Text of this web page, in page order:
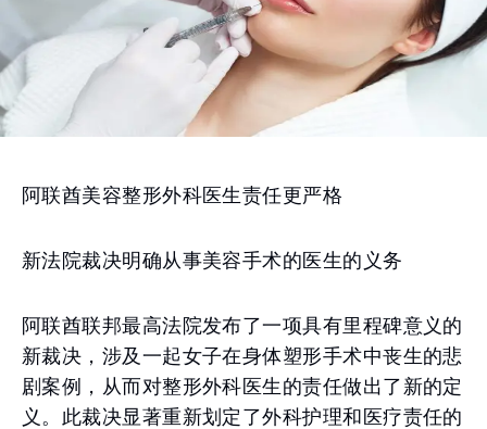
阿联酋美容整形外科医生责任更严格
新法院裁决明确从事美容手术的医生的义务
阿联酋联邦最高法院发布了一项具有里程碑意义的
新裁决，涉及一起女子在身体塑形手术中丧生的悲
剧案例，从而对整形外科医生的责任做出了新的定
义。此裁决显著重新划定了外科护理和医疗责任的